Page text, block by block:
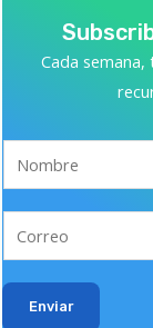
Cada
Enviar